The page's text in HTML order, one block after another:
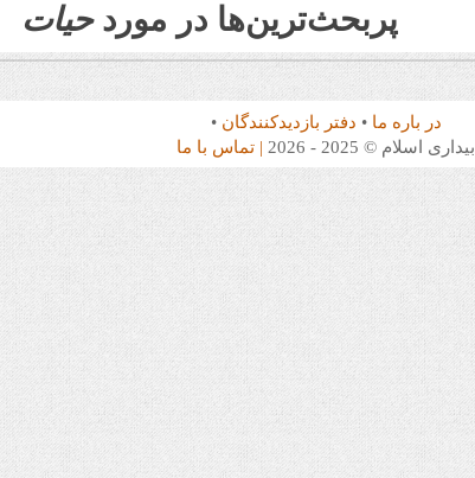
پربحث‌ترین‌ها در موردحیات
در باره ما • دفتر بازدیدکنندگان •
بیداری اسلام © 2025 - 2026
| تماس با ما